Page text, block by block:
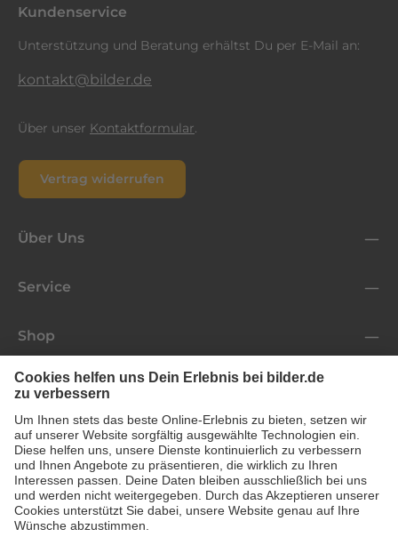
Kundenservice
Unterstützung und Beratung erhältst Du per E-Mail an:
kontakt@bilder.de
Über unser Kontaktformular.
Vertrag widerrufen
Über Uns
Service
Shop
Folge uns